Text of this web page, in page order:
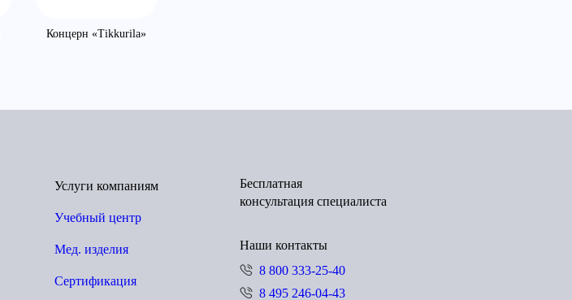
Концерн «Tikkurila»
Услуги компаниям
Учебный центр
Мед. изделия
Сертификация
Бесплатная
консультация специалиста
Наши контакты
8 800 333-25-40
8 495 246-04-43